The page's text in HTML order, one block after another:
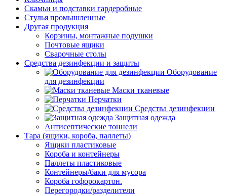
Скамьи и подставки гардеробные
Стулья промышленные
Другая продукция
Корзины, монтажные подушки
Почтовые ящики
Сварочные столы
Средства дезинфекции и защиты
Оборудование
для дезинфекции
Маски тканевые
Перчатки
Средства дезинфекции
Защитная одежда
Антисептические тоннели
Тара (ящики, короба, паллеты)
Ящики пластиковые
Короба и контейнеры
Паллеты пластиковые
Контейнеры/баки для мусора
Короба гофорокартон.
Перегородки/разделители